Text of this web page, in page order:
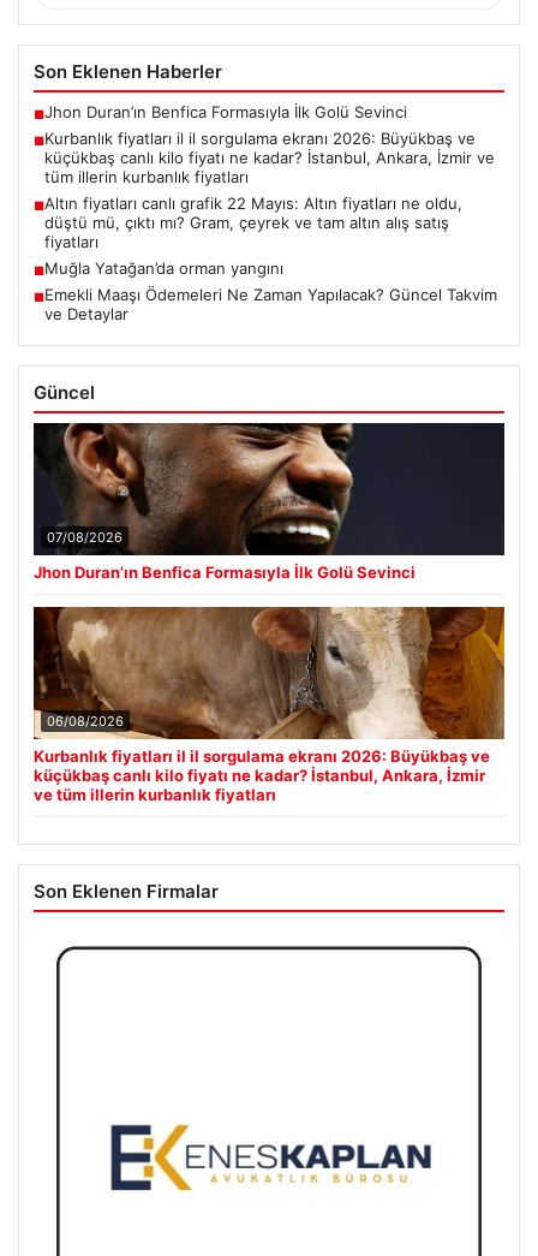
Son Eklenen Haberler
■Jhon Duran’ın Benfica Formasıyla İlk Golü Sevinci
■Kurbanlık fiyatları il il sorgulama ekranı 2026: Büyükbaş ve
küçükbaş canlı kilo fiyatı ne kadar? İstanbul, Ankara, İzmir ve
tüm illerin kurbanlık fiyatları
■Altın fiyatları canlı grafik 22 Mayıs: Altın fiyatları ne oldu,
düştü mü, çıktı mı? Gram, çeyrek ve tam altın alış satış
fiyatları
■Muğla Yatağan’da orman yangını
■Emekli Maaşı Ödemeleri Ne Zaman Yapılacak? Güncel Takvim
ve Detaylar
Güncel
07/08/2026
Jhon Duran’ın Benfica Formasıyla İlk Golü Sevinci
06/08/2026
Kurbanlık fiyatları il il sorgulama ekranı 2026: Büyükbaş ve
küçükbaş canlı kilo fiyatı ne kadar? İstanbul, Ankara, İzmir
ve tüm illerin kurbanlık fiyatları
Son Eklenen Firmalar